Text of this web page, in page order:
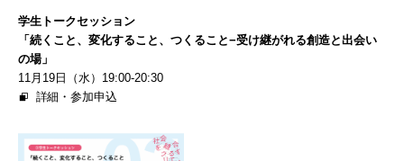
学⽣トークセッション
「続くこと、変化すること、つくること−受け継がれる創造と出会い
の場」
11⽉19⽇（水）19:00-20:30
詳細・参加申込